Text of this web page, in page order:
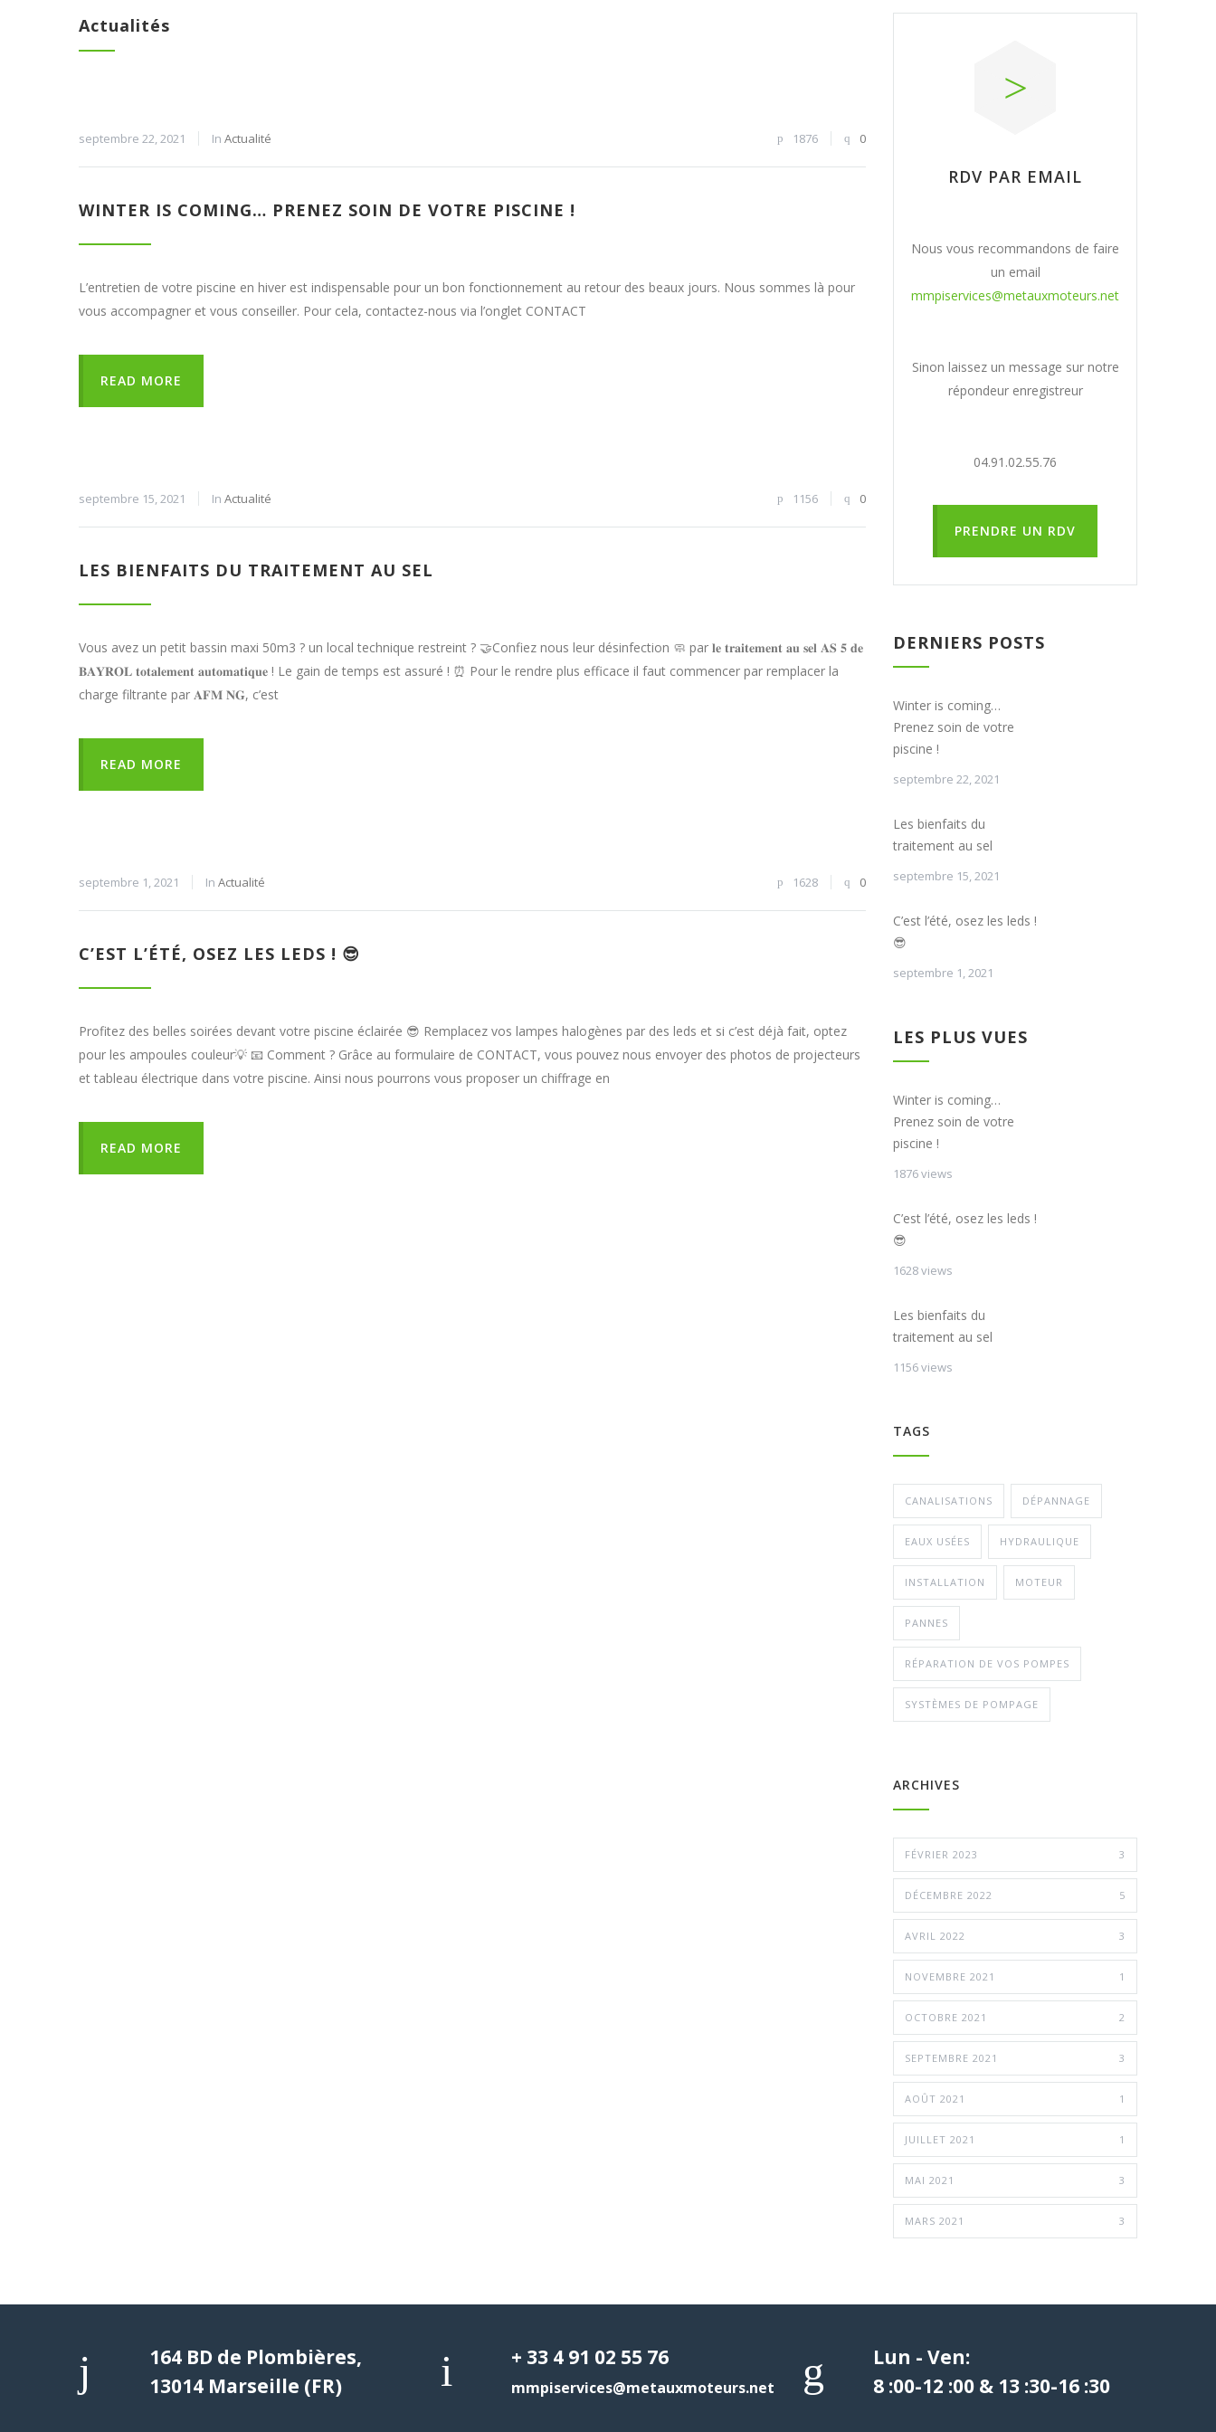
Actualités
septembre 22, 2021 In Actualité 1876 0
WINTER IS COMING… PRENEZ SOIN DE VOTRE PISCINE !
L’entretien de votre piscine en hiver est indispensable pour un bon fonctionnement au retour des beaux jours. Nous sommes là pour
vous accompagner et vous conseiller. Pour cela, contactez-nous via l’onglet CONTACT
READ MORE
septembre 15, 2021 In Actualité 1156 0
LES BIENFAITS DU TRAITEMENT AU SEL
Vous avez un petit bassin maxi 50m3 ? un local technique restreint ? 🤝Confiez nous leur désinfection 🧼 par 𝐥𝐞 𝐭𝐫𝐚𝐢𝐭𝐞𝐦𝐞𝐧𝐭 𝐚𝐮 𝐬𝐞𝐥 𝐀𝐒 𝟓 𝐝𝐞
𝐁𝐀𝐘𝐑𝐎𝐋 𝐭𝐨𝐭𝐚𝐥𝐞𝐦𝐞𝐧𝐭 𝐚𝐮𝐭𝐨𝐦𝐚𝐭𝐢𝐪𝐮𝐞 ! Le gain de temps est assuré ! ⏰ Pour le rendre plus efficace il faut commencer par remplacer la
charge filtrante par 𝐀𝐅𝐌 𝐍𝐆, c’est
READ MORE
septembre 1, 2021 In Actualité 1628 0
C’EST L’ÉTÉ, OSEZ LES LEDS ! 😎
Profitez des belles soirées devant votre piscine éclairée 😎 Remplacez vos lampes halogènes par des leds et si c’est déjà fait, optez
pour les ampoules couleur💡 📧 Comment ? Grâce au formulaire de CONTACT, vous pouvez nous envoyer des photos de projecteurs
et tableau électrique dans votre piscine. Ainsi nous pourrons vous proposer un chiffrage en
READ MORE
RDV PAR EMAIL
Nous vous recommandons de faire
un email
mmpiservices@metauxmoteurs.net
Sinon laissez un message sur notre
répondeur enregistreur
04.91.02.55.76
PRENDRE UN RDV
DERNIERS POSTS
Winter is coming…
Prenez soin de votre
piscine !
septembre 22, 2021
Les bienfaits du
traitement au sel
septembre 15, 2021
C’est l’été, osez les leds !
😎
septembre 1, 2021
LES PLUS VUES
Winter is coming…
Prenez soin de votre
piscine !
1876 views
C’est l’été, osez les leds !
😎
1628 views
Les bienfaits du
traitement au sel
1156 views
TAGS
CANALISATIONS DÉPANNAGE
EAUX USÉES HYDRAULIQUE
INSTALLATION MOTEUR
PANNES
RÉPARATION DE VOS POMPES
SYSTÈMES DE POMPAGE
ARCHIVES
FÉVRIER 2023 3
DÉCEMBRE 2022 5
AVRIL 2022 3
NOVEMBRE 2021 1
OCTOBRE 2021 2
SEPTEMBRE 2021 3
AOÛT 2021 1
JUILLET 2021 1
MAI 2021 3
MARS 2021 3
164 BD de Plombières,
13014 Marseille (FR)
+ 33 4 91 02 55 76
mmpiservices@metauxmoteurs.net
Lun - Ven:
8 :00-12 :00 & 13 :30-16 :30